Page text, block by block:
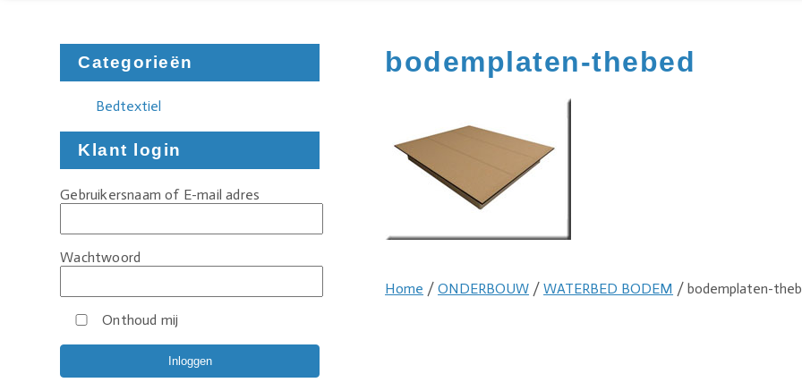
Categorieën
Bedtextiel
Klant login
Gebruikersnaam of E-mail adres
Wachtwoord
Onthoud mij
bodemplaten-thebed
Home /ONDERBOUW /WATERBED BODEM / bodemplaten-